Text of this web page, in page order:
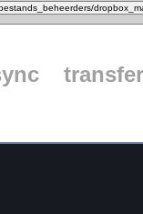
transfer